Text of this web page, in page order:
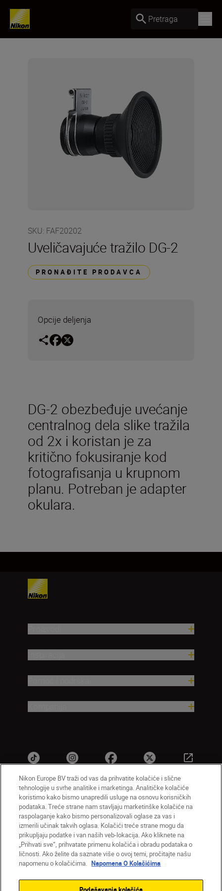
Pretraga
SKU: FAF20202
Uveličavajuće tražilo DG-2
PRONAĐITE PRODAVCA
Opcije deljenja
DG-2 obezbeđuje uvećanje
centralnog dela slike tražila
od 2x i koristan je za
kritično fokusiranje kod
fotografisanja u krupnom
planu. Potreban je adapter
okulara.
SR Nikon Sites
Kontaktirajte nas
Smernice o privatnosti
Uslovi korišćenja
Napomena o kolačićima
Podešavanja kolačića
© 2026 Nikon
Nikon Europe BV traži od vas da prihvatite kolačiće i slične
tehnologije u svrhe analitike i marketinga. Analitičke kolačiće
koristimo kako bismo unapredili usluge na osnovu korisničkih
podataka. Treće strane nam stavljaju marketinške kolačiće na
raspolaganje kako bismo personalizovali oglase za vas i
izmerili učinak takvih oglasa. Kolačići treće strane mogu da
prikupljaju podatke i van naših veb-lokacija. Ako kliknete na
„Prihvati sve“, prihvatate primenu kolačića i obradu podataka o
ličnosti. Ako želite da saznate više o ovoj temi, pročitajte našu
napomenu o kolačićima. Napomena O Kolačićima